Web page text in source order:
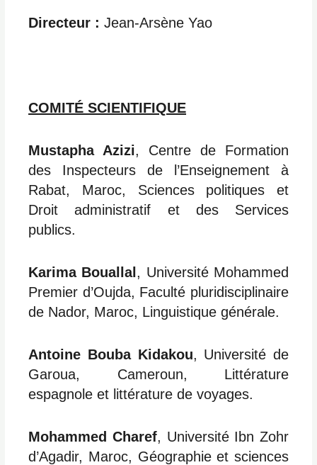
Directeur :Jean-Arsène Yao
COMITÉ SCIENTIFIQUE
Mustapha Azizi, Centre de Formation
des Inspecteurs de l’Enseignement à
Rabat, Maroc, Sciences politiques et
Droit administratif et des Services
publics.
Karima Bouallal, Université Mohammed
Premier d’Oujda, Faculté pluridisciplinaire
de Nador, Maroc, Linguistique générale.
Antoine Bouba Kidakou, Université de
Garoua, Cameroun, Littérature
espagnole et littérature de voyages.
Mohammed Charef, Université Ibn Zohr
d’Agadir, Maroc, Géographie et sciences